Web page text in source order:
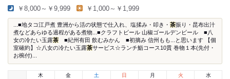
￥8,000～￥9,999 ￥1,000～￥1,999
...■地タコ江戸煮 豊洲から活の状態で仕入れ、塩揉み・叩き・ 茶振り・昆布出汁
煮などあらゆる過程がある煮物...■クラフトビール 山椒ゴールデンビール ■八
女の冷たい玉露茶 ■紀州有田 飲むみかん ■初摘み 信州もも...と思います 【個
室確約】☆八女の冷たい玉露茶サービス☆ランチ鮨コース10貫 巻物１本(先付・
お椀付)...
木
金 土 日 月 火 水